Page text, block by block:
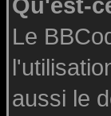
Qu'est-
Le
aussi le